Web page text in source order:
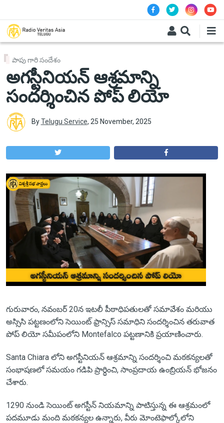
పాపు గారి సందేశం
అగస్టీనియన్ ఆశ్రమాన్ని
సందర్శించిన పోప్ లియో
ByTelugu Service, 25 November, 2025
గురువారం, నవంబర్ 20న ఇటలీ పీఠాధిపతులతో సమావేశం మరియు
అస్సిసి పట్టణంలోని సెయింట్ ఫ్రాన్సిస్ సమాధిని సందర్శించిన తరువాత
పోప్ లియో సమీపంలోని Montefalco పట్టణానికి ప్రయాణించారు.
Santa Chiara లోని అగస్టీనియన్ ఆశ్రమాన్ని సందర్శించి మఠకన్యలతో
సంభాషణలో సమయం గడిపి ప్రార్ధించి, సాంప్రదాయ ఉంబ్రియన్ భోజనం
చేశారు.
1290 నుండి సెయింట్ అగస్టీన్ నియమాన్ని పాటిస్తున్న ఈ ఆశ్రమంలో
పదమూడు మంది మఠకన్యల ఉన్నారు, వీరు మోంటెఫాల్కోలోని